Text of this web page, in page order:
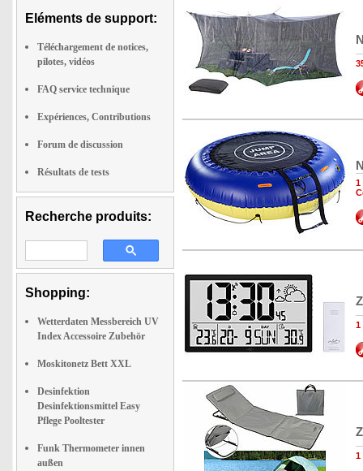
Eléments de support:
Téléchargement de notices,
pilotes, vidéos
FAQ service technique
Expériences, Contributions
Forum de discussion
Résultats de tests
Recherche produits:
Shopping:
Wetterdaten Messbereich UV
Index Accessoire Zubehör
Moskitonetz Bett XXL
Desinfektion
Desinfektionsmittel Easy
Pflege Pooltester
Funk Thermometer innen
außen
1
1
1